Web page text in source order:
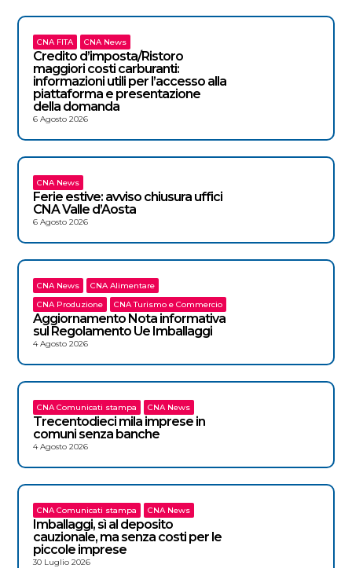
CNA FITA CNA News
Credito d’imposta/Ristoro
maggiori costi carburanti:
informazioni utili per l’accesso alla
piattaforma e presentazione
della domanda
6 Agosto 2026
CNA News
Ferie estive: avviso chiusura uffici
CNA Valle d’Aosta
6 Agosto 2026
CNA News
CNA Alimentare
CNA Produzione
CNA Turismo e Commercio
Aggiornamento Nota informativa
sul Regolamento Ue Imballaggi
4 Agosto 2026
CNA Comunicati stampa CNA News
Trecentodieci mila imprese in
comuni senza banche
4 Agosto 2026
CNA Comunicati stampa CNA News
Imballaggi, sì al deposito
cauzionale, ma senza costi per le
piccole imprese
30 Luglio 2026